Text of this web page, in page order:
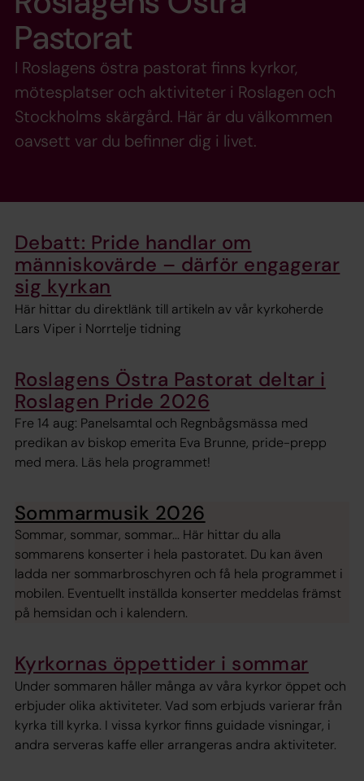
Pastorat
I Roslagens östra pastorat finns kyrkor,
mötesplatser och aktiviteter i Roslagen och
Stockholms skärgård. Här är du välkommen
oavsett var du befinner dig i livet.
Debatt: Pride handlar om
människovärde – därför engagerar
sig kyrkan
Här hittar du direktlänk till artikeln av vår kyrkoherde
Lars Viper i Norrtelje tidning
Roslagens Östra Pastorat deltar i
Roslagen Pride 2026
Fre 14 aug: Panelsamtal och Regnbågsmässa med
predikan av biskop emerita Eva Brunne, pride-prepp
med mera. Läs hela programmet!
Sommarmusik 2026
Sommar, sommar, sommar... Här hittar du alla
sommarens konserter i hela pastoratet. Du kan även
ladda ner sommarbroschyren och få hela programmet i
mobilen. Eventuellt inställda konserter meddelas främst
på hemsidan och i kalendern.
Kyrkornas öppettider i sommar
Under sommaren håller många av våra kyrkor öppet och
erbjuder olika aktiviteter. Vad som erbjuds varierar från
kyrka till kyrka. I vissa kyrkor finns guidade visningar, i
andra serveras kaffe eller arrangeras andra aktiviteter.